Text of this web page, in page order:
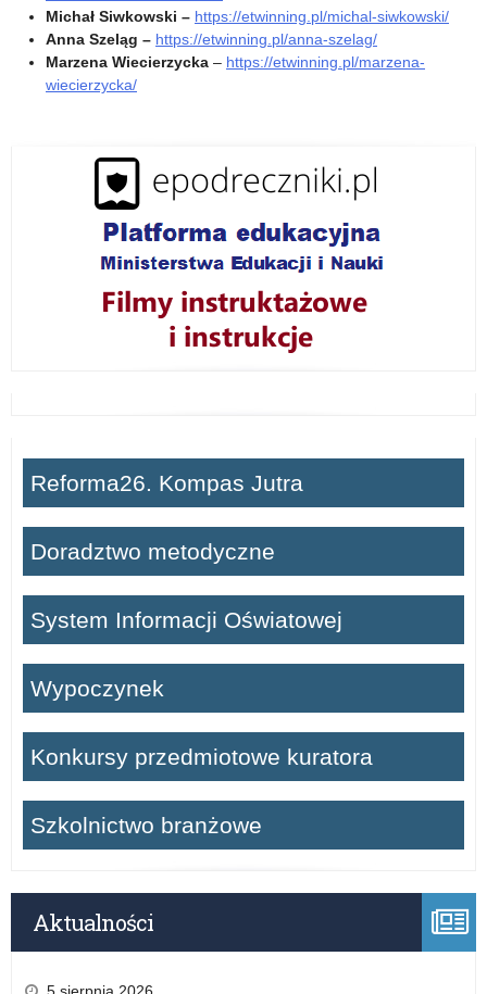
n
o
e
s
z
k
o
y
Michał Siwkowski – https://etwinning.pl/michal-siwkowski/
Anna Szeląg – https://etwinning.pl/anna-szelag/
Marzena Wiecierzycka – https://etwinning.pl/marzena-
wiecierzycka/
Reforma26. Kompas Jutra
Doradztwo metodyczne
System Informacji Oświatowej
Wypoczynek
Konkursy przedmiotowe kuratora
Szkolnictwo branżowe
Aktualności